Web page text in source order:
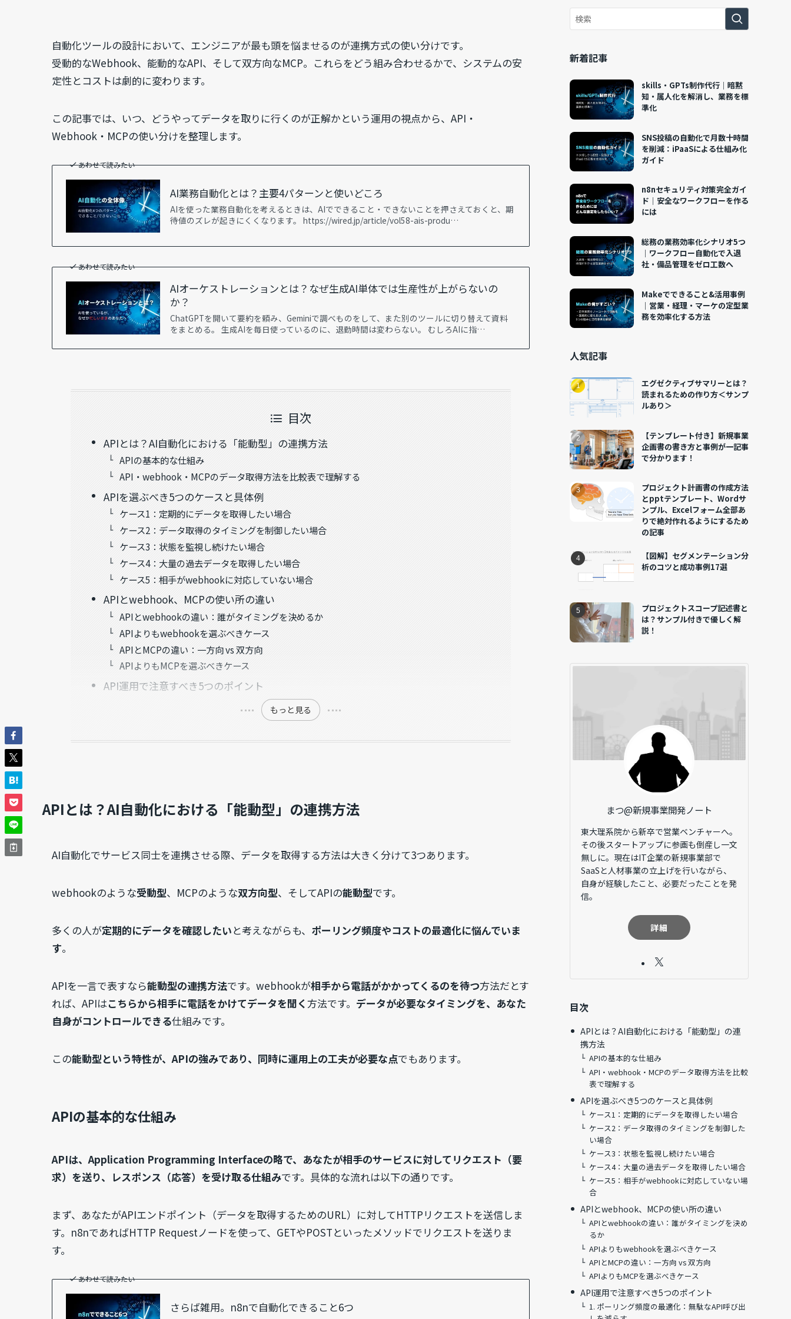
自動化ツールの設計において、エンジニアが最も頭を悩ませるのが連携方式の使い分けです。
受動的なWebhook、能動的なAPI、そして双方向なMCP。これらをどう組み合わせるかで、システムの安
定性とコストは劇的に変わります。
この記事では、いつ、どうやってデータを取りに行くのが正解かという運用の視点から、API・
Webhook・MCPの使い分けを整理します。
あわせて読みたい
AI業務自動化とは？主要4パターンと使いどころ
AIを使った業務自動化を考えるときは、AIでできること・できないことを押さえておくと、期
待値のズレが起きにくくなります。 https://wired.jp/article/vol58-ais-produ…
あわせて読みたい
AIオーケストレーションとは？なぜ生成AI単体では生産性が上がらないの
か？
ChatGPTを開いて要約を頼み、Geminiで調べものをして、また別のツールに切り替えて資料
をまとめる。 生成AIを毎日使っているのに、退勤時間は変わらない。 むしろAIに指…
目次
APIとは？AI自動化における「能動型」の連携方法
APIの基本的な仕組み
API・webhook・MCPのデータ取得方法を比較表で理解する
APIを選ぶべき5つのケースと具体例
ケース1：定期的にデータを取得したい場合
ケース2：データ取得のタイミングを制御したい場合
ケース3：状態を監視し続けたい場合
ケース4：大量の過去データを取得したい場合
ケース5：相手がwebhookに対応していない場合
APIとwebhook、MCPの使い所の違い
APIとwebhookの違い：誰がタイミングを決めるか
APIよりもwebhookを選ぶべきケース
APIとMCPの違い：一方向 vs 双方向
APIよりもMCPを選ぶべきケース
API運用で注意すべき5つのポイント
もっと見る
APIとは？AI自動化における「能動型」の連携方法
AI自動化でサービス同士を連携させる際、データを取得する方法は大きく分けて3つあります。
webhookのような受動型、MCPのような双方向型、そしてAPIの能動型です。
多くの人が定期的にデータを確認したいと考えながらも、 ポーリング頻度やコストの最適化に悩んでいま
す。
APIを一言で表すなら能動型の連携方法です。webhookが相手から電話がかかってくるのを待つ方法だとす
れば、APIはこちらから相手に電話をかけてデータを聞く方法です。 データが必要なタイミングを、あなた
自身がコントロールできる仕組みです。
この能動型という特性が、APIの強みであり、同時に運用上の工夫が必要な点でもあります。
APIの基本的な仕組み
APIは、Application Programming Interfaceの略で、 あなたが相手のサービスに対してリクエスト（要
求）を送り、レスポンス（応答）を受け取る仕組みです。具体的な流れは以下の通りです。
まず、あなたがAPIエンドポイント（データを取得するためのURL）に対してHTTPリクエストを送信しま
す。n8nであればHTTP Requestノードを使って、GETやPOSTといったメソッドでリクエストを送りま
す。
あわせて読みたい
さらば雑用。n8nで自動化できること6つ
新着記事
skills・GPTs制作代行｜暗黙
知・属人化を解消し、業務を標
準化
SNS投稿の自動化で月数十時間
を削減：iPaaSによる仕組み化
ガイド
n8nセキュリティ対策完全ガイ
ド｜安全なワークフローを作る
には
総務の業務効率化シナリオ5つ
｜ワークフロー自動化で入退
社・備品管理をゼロ工数へ
Makeでできること&活用事例
｜営業・経理・マーケの定型業
務を効率化する方法
人気記事
エグゼクティブサマリーとは？
読まれるための作り方＜サンプ
ルあり＞
【テンプレート付き】新規事業
企画書の書き方と事例が一記事
で分かります！
プロジェクト計画書の作成方法
とpptテンプレート、Wordサ
ンプル、Excelフォーム全部あ
りで絶対作れるようにするため
の記事
【図解】セグメンテーション分
析のコツと成功事例17選
プロジェクトスコープ記述書と
は？サンプル付きで優しく解
説！
まつ@新規事業開発ノート
東大理系院から新卒で営業ベンチャーへ。
その後スタートアップに参画も倒産し一文
無しに。現在はIT企業の新規事業部で
SaaSと人材事業の立上げを行いながら、
自身が経験したこと、必要だったことを発
信。
詳細
目次
APIとは？AI自動化における「能動型」の連
携方法
APIの基本的な仕組み
API・webhook・MCPのデータ取得方法を比較
表で理解する
APIを選ぶべき5つのケースと具体例
ケース1：定期的にデータを取得したい場合
ケース2：データ取得のタイミングを制御した
い場合
ケース3：状態を監視し続けたい場合
ケース4：大量の過去データを取得したい場合
ケース5：相手がwebhookに対応していない場
合
APIとwebhook、MCPの使い所の違い
APIとwebhookの違い：誰がタイミングを決め
るか
APIよりもwebhookを選ぶべきケース
APIとMCPの違い：一方向 vs 双方向
APIよりもMCPを選ぶべきケース
API運用で注意すべき5つのポイント
1. ポーリング頻度の最適化：無駄なAPI呼び出